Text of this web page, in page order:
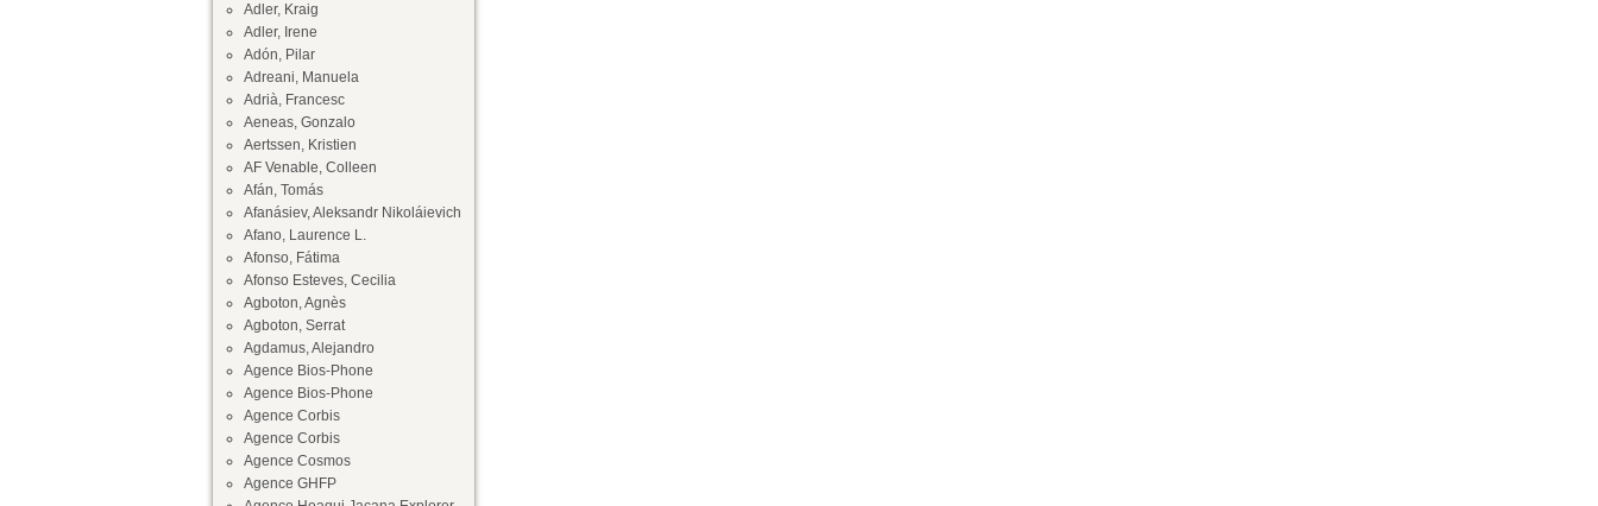
Adler, Kraig
Adler, Irene
Adón, Pilar
Adreani, Manuela
Adrià, Francesc
Aeneas, Gonzalo
Aertssen, Kristien
AF Venable, Colleen
Afán, Tomás
Afanásiev, Aleksandr Nikoláievich
Afano, Laurence L.
Afonso, Fátima
Afonso Esteves, Cecilia
Agboton, Agnès
Agboton, Serrat
Agdamus, Alejandro
Agence Bios-Phone
Agence Bios-Phone
Agence Corbis
Agence Corbis
Agence Cosmos
Agence GHFP